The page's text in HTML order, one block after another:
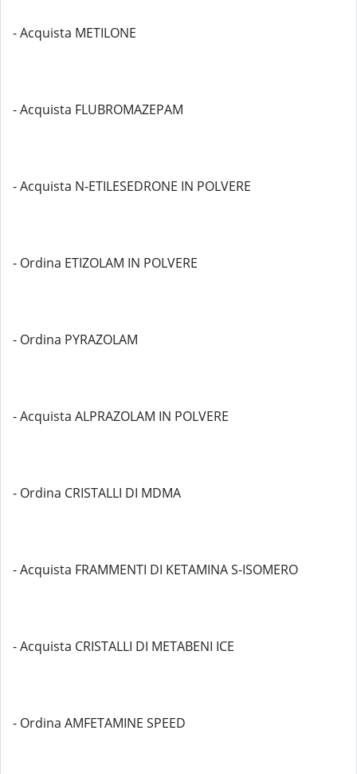
- Acquista METILONE
- Acquista FLUBROMAZEPAM
- Acquista N-ETILESEDRONE IN POLVERE
- Ordina ETIZOLAM IN POLVERE
- Ordina PYRAZOLAM
- Acquista ALPRAZOLAM IN POLVERE
- Ordina CRISTALLI DI MDMA
- Acquista FRAMMENTI DI KETAMINA S-ISOMERO
- Acquista CRISTALLI DI METABENI ICE
- Ordina AMFETAMINE SPEED